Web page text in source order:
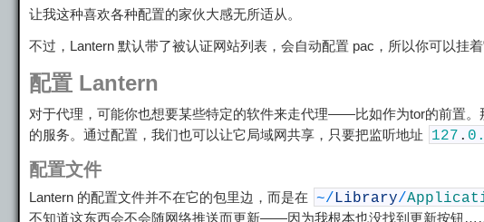
让我这种喜欢各种配置的家伙大感无所适从。
不过，Lantern 默认带了被认证网站列表，会自动配置 pac，所以你可以挂
配置 Lantern
对于代理，可能你也想要某些特定的软件来走代理——比如作为tor的前置。
的服务。通过配置，我们也可以让它局域网共享，只要把监听地址
127 .
配置文件
Lantern 的配置文件并不在它的包里边，而是在 ~/Library/
不知道这东西会不会随网络推送而更新——因为我根本也没找到更新按钮